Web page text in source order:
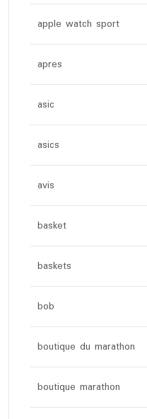
apple watch sport
apres
asic
asics
avis
basket
baskets
bob
boutique du marathon
boutique marathon